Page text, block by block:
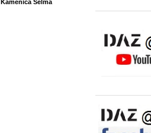
Kamenica Selma